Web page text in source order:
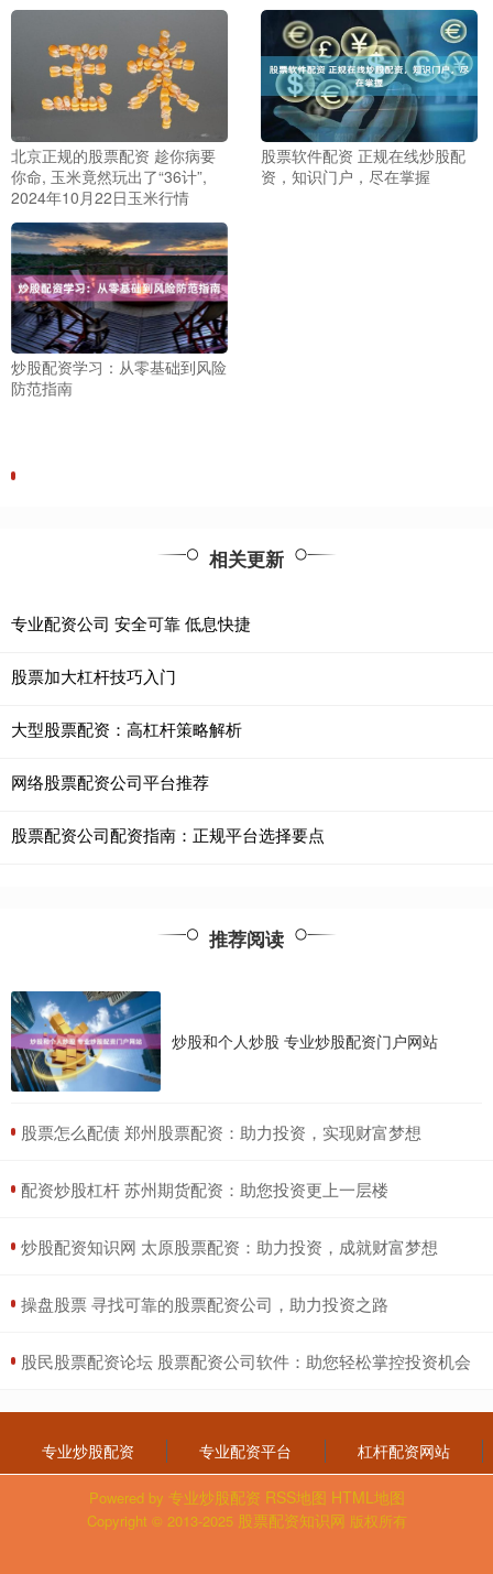
北京正规的股票配资 趁你病要
你命, 玉米竟然玩出了“36计”,
2024年10月22日玉米行情
股票软件配资 正规在线炒股配
资，知识门户，尽在掌握
炒股配资学习：从零基础到风险
防范指南
相关更新
专业配资公司 安全可靠 低息快捷
股票加大杠杆技巧入门
大型股票配资：高杠杆策略解析
网络股票配资公司平台推荐
股票配资公司配资指南：正规平台选择要点
推荐阅读
炒股和个人炒股 专业炒股配资门户网站
​股票怎么配债 郑州股票配资：助力投资，实现财富梦想
​配资炒股杠杆 苏州期货配资：助您投资更上一层楼
​炒股配资知识网 太原股票配资：助力投资，成就财富梦想
​操盘股票 寻找可靠的股票配资公司，助力投资之路
​股民股票配资论坛 股票配资公司软件：助您轻松掌控投资机会
专业炒股配资 专业配资平台 杠杆配资网站
Powered by 专业炒股配资 RSS地图 HTML地图
Copyright © 2013-2025 股票配资知识网 版权所有